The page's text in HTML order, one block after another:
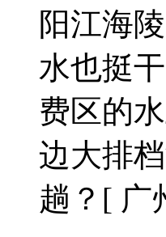
阳江海
水也挺
费区的
边大排
趟？ [ 广